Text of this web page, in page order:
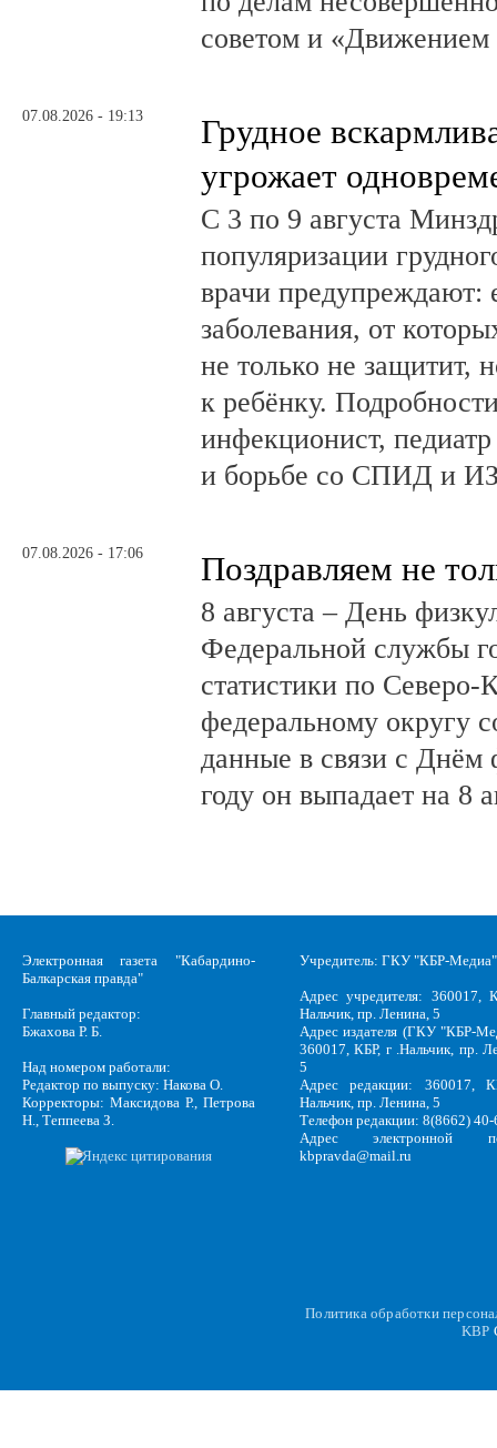
советом и
07.08.2026 - 19:13
Грудное
угрожает
С 3 по 9 августа
популяризации
врачи предупреждают:
заболевания, от
не только не защитит,
к ребёнку.
инфекционист,
и борьбе со СПИД и
07.08.2026 - 17:06 Поздравляем не
8 августа – День
Федеральной службы
статистики по Северо-
федеральному округу
данные в связи с Днём
году он выпадает на 8
Электронная газета "Кабардино-
Балкарская правда"
Главный редактор:
Бжахова Р. Б.
Над номером работали:
Редактор по выпуску: Накова О.
Корректоры: Максидова Р., Петрова
Н., Теппеева З.
Учредитель: ГКУ "КБР-Медиа"
Адрес учредителя: 360017,
Нальчик, пр. Ленина, 5
Адрес издателя (ГКУ "КБР-
360017, КБР, г .Нальчик, пр.
5
Адрес редакции: 360017,
Нальчик, пр. Ленина, 5
Телефон редакции: 8(8662)
Адрес электронной
kbpravda@mail.ru
Политика обработки
KBP